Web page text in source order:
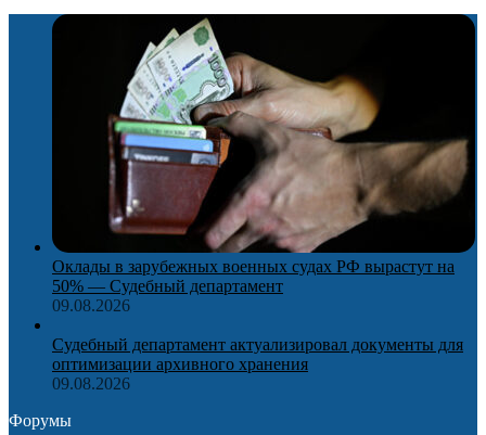
Оклады в зарубежных военных судах РФ вырастут на
50% — Судебный департамент
09.08.2026
Судебный департамент актуализировал документы для
оптимизации архивного хранения
09.08.2026
Форумы